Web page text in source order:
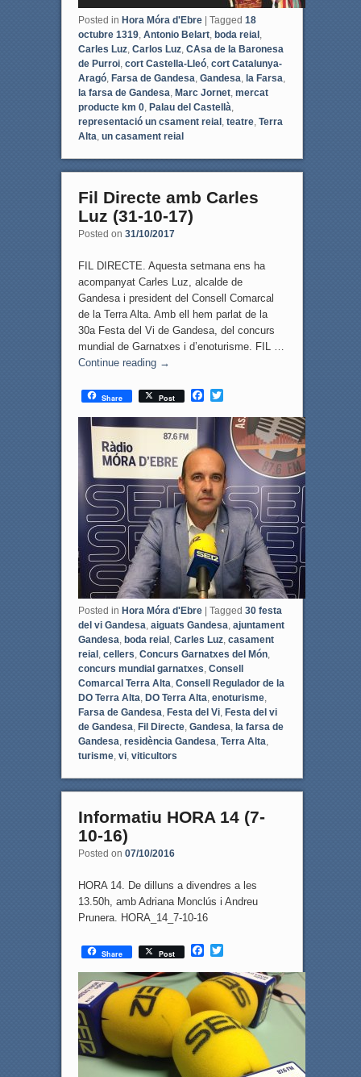
Posted in Hora Móra d'Ebre | Tagged 18
octubre 1319, Antonio Belart, boda reial,
Carles Luz, Carlos Luz, CAsa de la Baronesa
de Purroi, cort Castella-Lleó, cort Catalunya-
Aragó, Farsa de Gandesa Gandesa la Farsa
la farsa de Gandesa Marc Jornet, mercat
producte km 0, Palau del Castellà
representació un csament reial, teatre, Terra
Alta un casament reial
Fil Directe amb Carles
Luz (31-10-17)
Posted on 31/10/2017
FIL DIRECTE. Aquesta setmana ens ha
acompanyat Carles Luz, alcalde de
Gandesa i president del Consell Comarcal
de la Terra Alta. Amb ell hem parlat de la
30a Festa del Vi de Gandesa, del concurs
mundial de Garnatxes i d’enoturisme. FIL …
Continue reading →
Share Post
F
c
b
o
k
T
i
e
r
Posted in Hora Móra d'Ebre Tagged 30 festa
del vi Gandesa, aiguats Gandesa, ajuntament
Gandesa, boda reial , Carles Luz, casament
reial , cellers, Concurs Garnatxes del Món,
concurs mundial garnatxes, Consell
Comarcal Terra Alta, Consell Regulador de la
DO Terra Alta, DO Terra Alta, enoturisme,
Farsa de Gandesa, Festa del Vi, Festa del vi
de Gandesa, Fil Directe, Gandesa, la farsa de
Gandesa, residència Gandesa, Terra Alta,
turisme, vi, viticultors
Informatiu HORA 14 (7-
10-16)
Posted on 07/10/2016
HORA 14. De dilluns a divendres a les
13.50h, amb Adriana Monclús i Andreu
Prunera. HORA_14_7-10-16
Share Post
F
c
b
o
o
k
T
i
t
t
e
r